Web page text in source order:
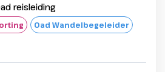
reisleiding
Oad Wandelbegeleider